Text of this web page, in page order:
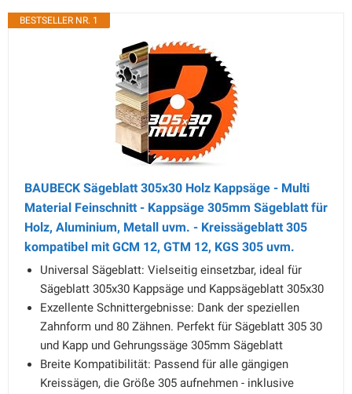
BESTSELLER NR. 1
BAUBECK Sägeblatt 305x30 Holz Kappsäge - Multi
Material Feinschnitt - Kappsäge 305mm Sägeblatt für
Holz, Aluminium, Metall uvm. - Kreissägeblatt 305
kompatibel mit GCM 12, GTM 12, KGS 305 uvm.
Universal Sägeblatt: Vielseitig einsetzbar, ideal für
Sägeblatt 305x30 Kappsäge und Kappsägeblatt 305x30
Exzellente Schnittergebnisse: Dank der speziellen
Zahnform und 80 Zähnen. Perfekt für Sägeblatt 305 30
und Kapp und Gehrungssäge 305mm Sägeblatt
Breite Kompatibilität: Passend für alle gängigen
Kreissägen, die Größe 305 aufnehmen - inklusive